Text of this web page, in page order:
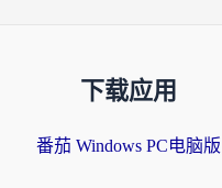
下载应用
番茄 Windows PC电脑版